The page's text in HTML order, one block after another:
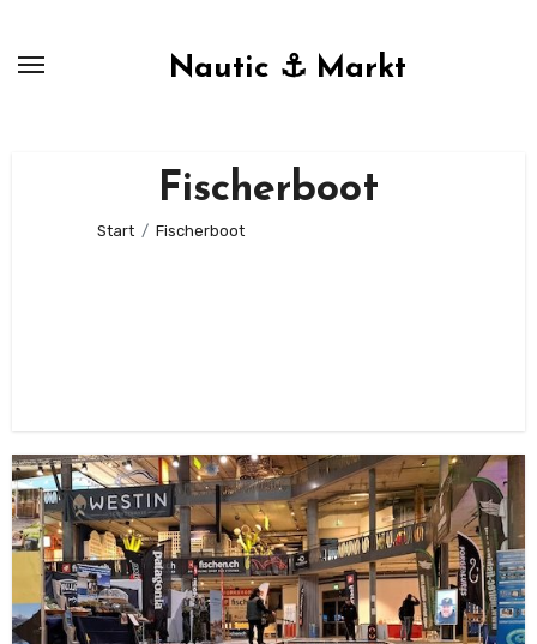
Nautic ⚓ Markt
Fischerboot
Start Fischerboot